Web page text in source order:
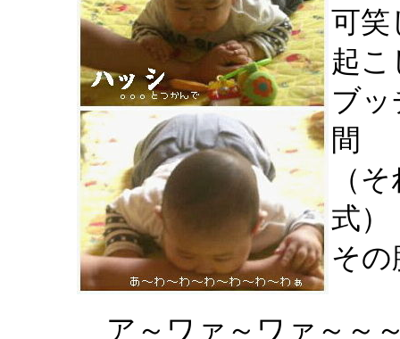
可笑
起
ブ
間
（
式）
その
ア～ワァ～ワァ～～